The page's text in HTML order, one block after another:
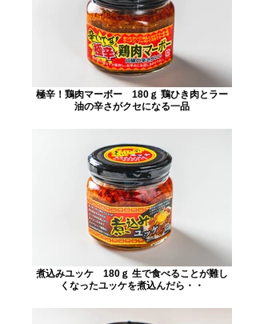
極辛！鶏肉マーボー 180ｇ 鶏ひき肉とラー
油の辛さがクセになる一品
煮込みユッケ 180ｇ 生で食べることが難し
くなったユッケを煮込んだら・・